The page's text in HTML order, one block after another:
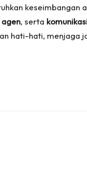
keseimbangan
, serta
hati-hati,